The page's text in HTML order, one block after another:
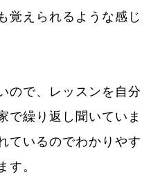
覚えられるような感じ
ので、レッスンを自分
で繰り返し聞いていま
ているのでわかりやす
す。